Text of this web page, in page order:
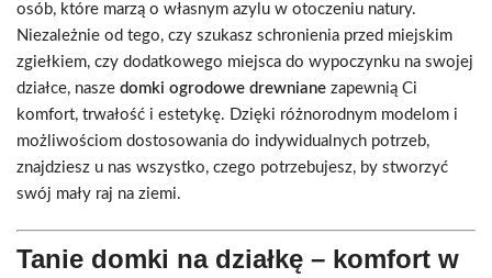
osób, które marzą o własnym azylu w otoczeniu natury.
Niezależnie od tego, czy szukasz schronienia przed miejskim
zgiełkiem, czy dodatkowego miejsca do wypoczynku na swojej
działce, nasze domki ogrodowe drewniane zapewnią Ci
komfort, trwałość i estetykę. Dzięki różnorodnym modelom i
możliwościom dostosowania do indywidualnych potrzeb,
znajdziesz u nas wszystko, czego potrzebujesz, by stworzyć
swój mały raj na ziemi.
Tanie domki na działkę – komfort w